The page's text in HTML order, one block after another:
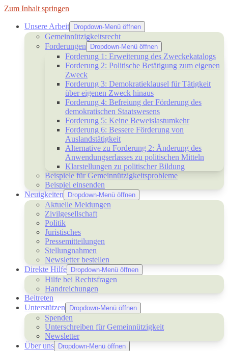
Zum Inhalt springen
Unsere Arbeit Dropdown-Menü öffnen
Gemeinnützigkeitsrecht
Forderungen
Dropdown-Menü öffnen
Forderung 1: Erweiterung des Zweckekatalogs
Forderung 2: Politische Betätigung zum eigenen
Zweck
Forderung 3: Demokratieklausel für Tätigkeit
über eigenen Zweck hinaus
Forderung 4: Befreiung der Förderung des
demokratischen Staatswesens
Forderung 5: Keine Beweislastumkehr
Forderung 6: Bessere Förderung von
Auslandstätigkeit
Alternative zu Forderung 2: Änderung des
Anwendungserlasses zu politischen Mitteln
Klarstellungen zu politischer Bildung
Beispiele für Gemeinnützigkeitsprobleme
Beispiel einsenden
Neuigkeiten
Dropdown-Menü öffnen
Aktuelle Meldungen
Zivilgesellschaft
Politik
Juristisches
Pressemitteilungen
Stellungnahmen
Newsletter bestellen
Direkte Hilfe
Dropdown-Menü öffnen
Hilfe bei Rechtsfragen
Handreichungen
Beitreten
Unterstützen
Dropdown-Menü öffnen
Spenden
Unterschreiben für Gemeinnützigkeit
Newsletter
Über uns
Dropdown-Menü öffnen